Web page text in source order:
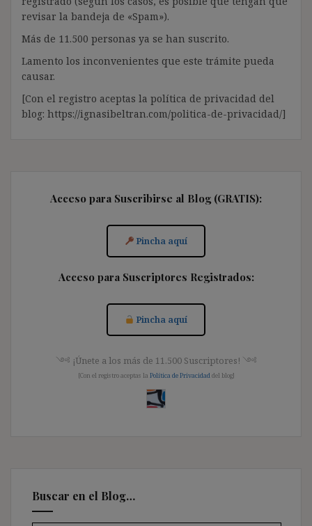
revisar la bandeja de «Spam»).
Más de 11.500 personas ya se han suscrito.
Lamento los inconvenientes que este trámite pueda
causar.
[Con el registro aceptas la política de privacidad del
blog: https://ignasibeltran.com/politica-de-privacidad/]
Acceso para Suscribirse al Blog (GRATIS):
Pincha aquí
Acceso para Suscriptores Registrados:
Pincha aquí
༺ ¡Únete a los más de 11.500 Suscriptores! ༺
[Con el registro aceptas la Política de Privacidad del blog]
Buscar en el Blog…